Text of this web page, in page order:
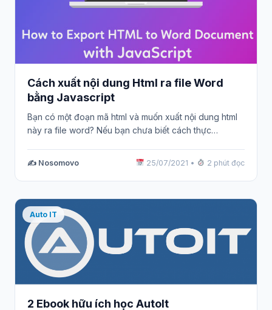
Cách xuất nội dung Html ra file Word
bằng Javascript
Bạn có một đoạn mã html và muốn xuất nội dung html
này ra file word? Nếu bạn chưa biết cách thực…
✍️ Nosomovo 25/07/2021 • 2 phút đọc
Auto IT
2 Ebook hữu ích học AutoIt